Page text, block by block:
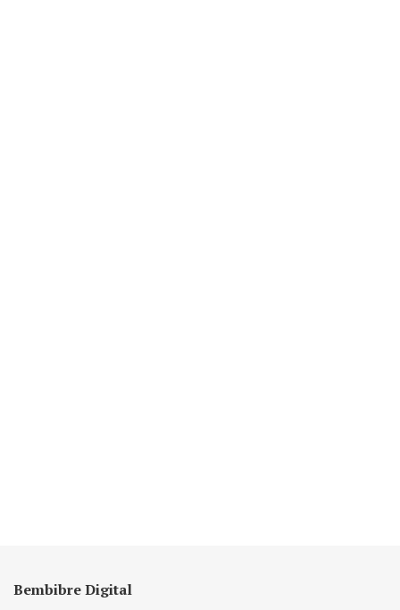
Bembibre Digital